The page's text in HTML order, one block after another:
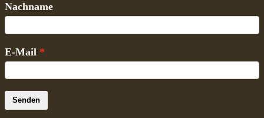
Nachname
E-Mail
Senden